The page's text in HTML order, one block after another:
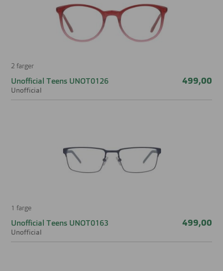
2 farger
Unofficial Teens UNOT0126
Unofficial
499,00
1 farge
Unofficial Teens UNOT0163
Unofficial
499,00